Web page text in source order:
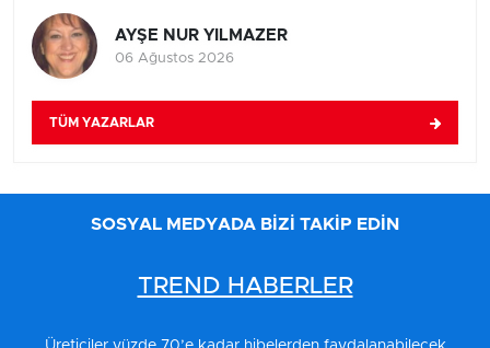
AYŞE NUR YILMAZER
06 Ağustos 2026
TÜM YAZARLAR
SOSYAL MEDYADA BİZİ TAKİP EDİN
TREND HABERLER